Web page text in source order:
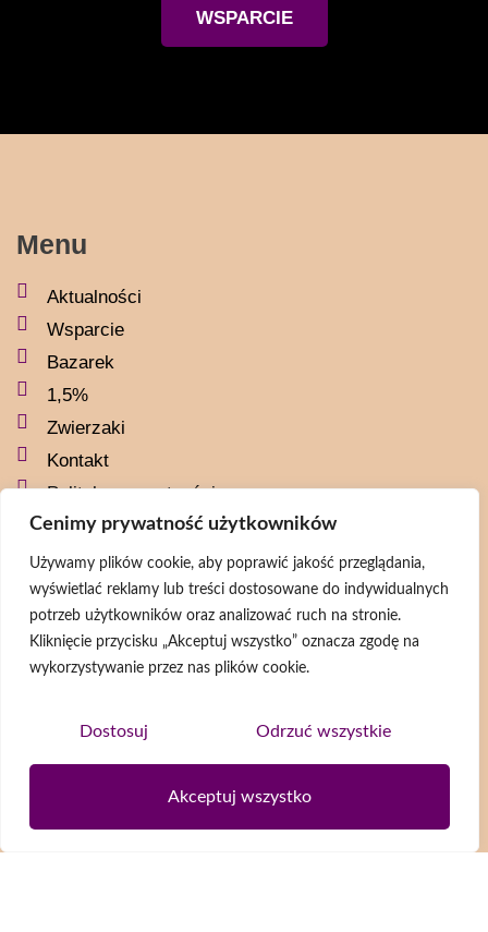
Cenimy prywatność użytkowników
Używamy plików cookie, aby poprawić jakość przeglądania,
wyświetlać reklamy lub treści dostosowane do indywidualnych
potrzeb użytkowników oraz analizować ruch na stronie.
Kliknięcie przycisku „Akceptuj wszystko” oznacza zgodę na
wykorzystywanie przez nas plików cookie.
Dostosuj Odrzuć wszystkie
Akceptuj wszystko
WSPARCIE
Menu
Aktualności
Wsparcie
Bazarek
1,5%
Zwierzaki
Kontakt
Polityka prywatności
naszaszkapaorg
naszaszkapa
@naszaszkapa
Newsletter